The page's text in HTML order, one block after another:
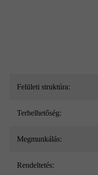
Felületi struktúra:
Terhelhetőség:
megmunkálás:
Rendeltetés: